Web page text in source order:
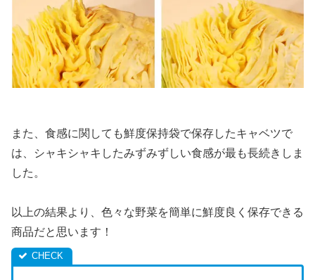
また、食感に関しても鮮度保持袋で保存したキャベツで
は、シャキシャキしたみずみずしい食感が最も長続きしま
した。
以上の結果より、色々な野菜を簡単に鮮度良く保存できる
商品だと思います！